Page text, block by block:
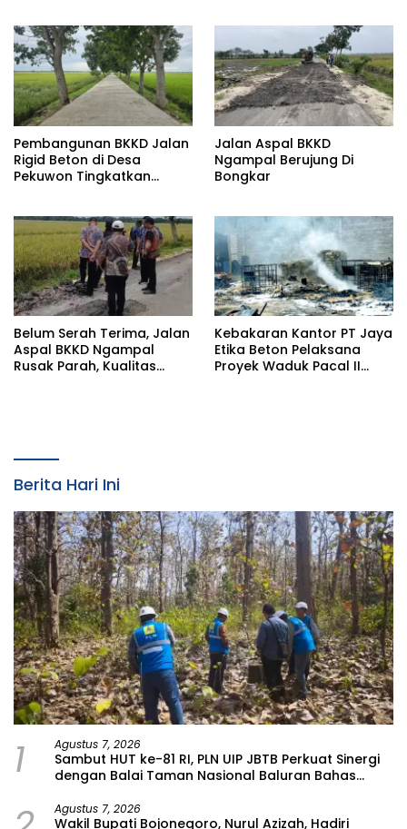
Pembangunan BKKD Jalan
Rigid Beton di Desa
Pekuwon Tingkatkan
Pupati Bojonegoro
Jalan Aspal BKKD
Ngampal Berujung Di
Bongkar
Belum Serah Terima, Jalan
Aspal BKKD Ngampal
Rusak Parah, Kualitas
Kebakaran Kantor PT Jaya
Etika Beton Pelaksana
Proyek Waduk Pacal II
Berita Hari Ini
1 Agustus 7, 2026
Sambut HUT ke-81 RI, PLN UIP JBTB Perkuat Sinergi
dengan Balai Taman Nasional Baluran Bahas
Watudodol/Kalipuro
Agustus 7, 2026
Wakil Bupati Bojonegoro, Nurul Azizah, Hadiri